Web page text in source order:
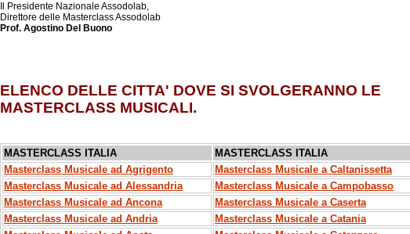
Il Presidente Nazionale Assodolab,
Direttore delle Masterclass Assodolab
Prof. Agostino Del Buono
ELENCO DELLE CITTA' DOVE SI SVOLGERANNO LE
MASTERCLASS MUSICALI.
MASTERCLASS ITALIA
MASTERCLASS ITALIA
Masterclass Musicale ad Agrigento
Masterclass Musicale a Caltanissetta
Masterclass Musicale ad Alessandria
Masterclass Musicale a Campobasso
Masterclass Musicale ad Ancona
Masterclass Musicale a Caserta
Masterclass Musicale ad Andria
Masterclass Musicale a Catania